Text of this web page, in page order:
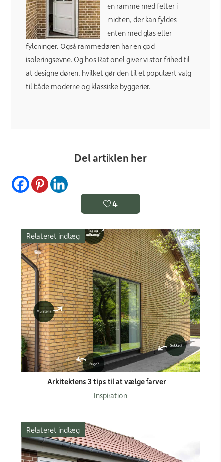
en ramme med felter i
midten, der kan fyldes
enten med glas eller
fyldninger. Også rammedøren har en god
isoleringsevne. Og hos Rationel giver vi stor frihed til
at designe døren, hvilket gør den til et populært valg
til både moderne og klassiske byggerier.
Del artiklen her
4
Relateret indlæg
Arkitektens 3 tips til at vælge farver
Inspiration
Relateret indlæg